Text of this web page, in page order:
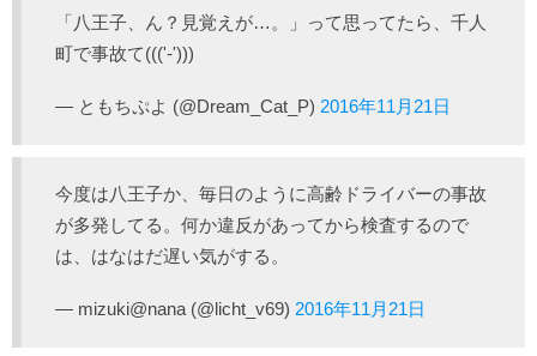
「八王子、ん？見覚えが…。」って思ってたら、千人
町で事故て((('-')))
— ともちぷよ (@Dream_Cat_P) 2016年11月21日
今度は八王子か、毎日のように高齢ドライバーの事故
が多発してる。何か違反があってから検査するので
は、はなはだ遅い気がする。
— mizuki@nana (@licht_v69) 2016年11月21日